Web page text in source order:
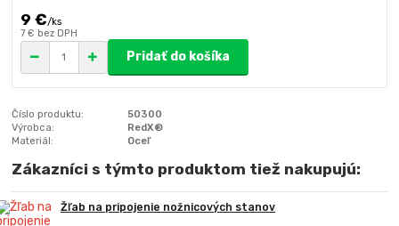
9 €/ks
7 € bez DPH
Pridať do košíka
Číslo produktu:
50300
Výrobca:
RedX®
Materiál:
Oceľ
Zákazníci s týmto produktom tiež nakupujú:
Žľab na pripojenie nožnicových stanov